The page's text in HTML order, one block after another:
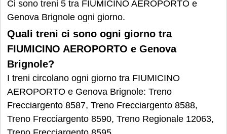
Ci sono treni 5 tra FIUMICINO AEROPORTO e
Genova Brignole ogni giorno.
Quali treni ci sono ogni giorno tra
FIUMICINO AEROPORTO e Genova
Brignole?
I treni circolano ogni giorno tra FIUMICINO
AEROPORTO e Genova Brignole: Treno
Frecciargento 8587, Treno Frecciargento 8588,
Treno Frecciargento 8590, Treno Regionale 12063,